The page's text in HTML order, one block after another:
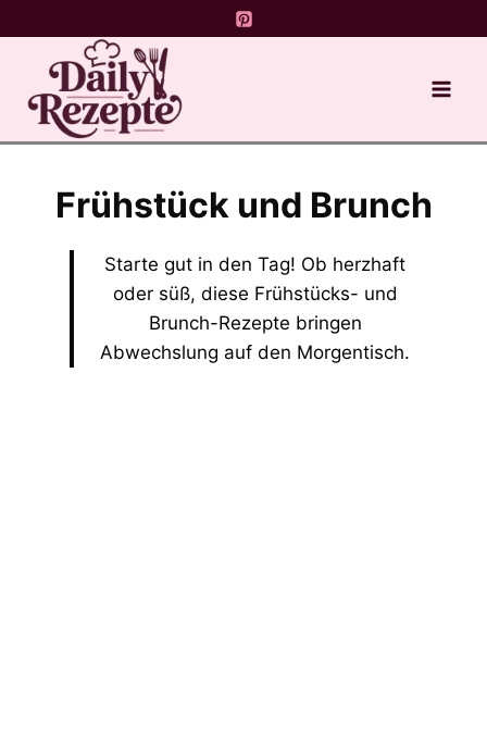
to
content
Frühstück und Brunch
Starte gut in den Tag! Ob herzhaft
oder süß, diese Frühstücks- und
Brunch-Rezepte bringen
Abwechslung auf den Morgen­tisch.